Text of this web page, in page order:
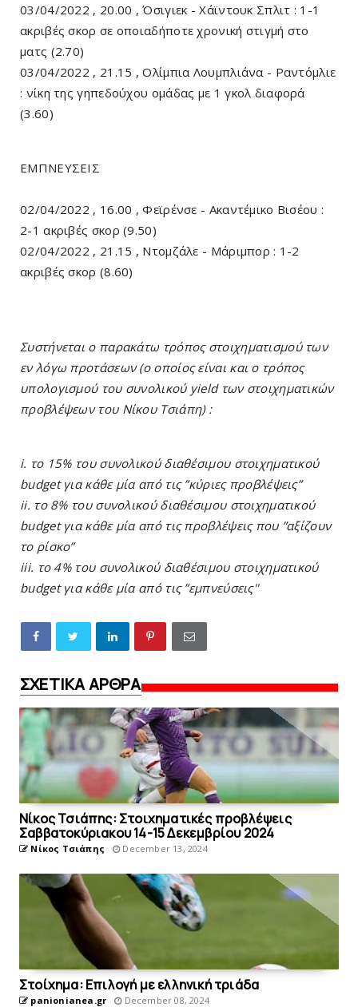
03/04/2022 , 20.00 , Όσιγιεκ - Χάϊντουκ Σπλιτ : 1-1
ακριβές σκορ σε οποιαδήποτε χρονική στιγμή στο
ματς (2.70)
03/04/2022 , 21.15 , Ολίμπια Λουμπλιάνα - Ραντόμλιε
: νίκη της γηπεδούχου ομάδας με 1 γκολ διαφορά
(3.60)
ΕΜΠΝΕΥΣΕΙΣ
02/04/2022 , 16.00 , Φεϊρένσε - Ακαντέμικο Βισέου :
2-1 ακριβές σκορ (9.50)
02/04/2022 , 21.15 , Ντομζάλε - Μάριμπορ : 1-2
ακριβές σκορ (8.60)
Συστήνεται ο παρακάτω τρόπος στοιχηματισμού των
εν λόγω προτάσεων (ο οποίος είναι και ο τρόπος
υπολογισμού του συνολικού yield των στοιχηματικών
προβλέψεων του Νίκου Τσιάπη) :
i. το 15% του συνολικού διαθέσιμου στοιχηματικού
budget για κάθε μία από τις ”κύριες προβλέψεις”
ii. το 8% του συνολικού διαθέσιμου στοιχηματικού
budget για κάθε μία από τις προβλέψεις που ”αξίζουν
το ρίσκο”
iii. το 4% του συνολικού διαθέσιμου στοιχηματικού
budget για κάθε μία από τις ”εμπνεύσεις''
ΣΧΕΤΙΚΑ ΑΡΘΡΑ
Νίκος Τσιάπης: Στοιχηματικές προβλέψεις
Σαββατοκύριακου 14-15 Δεκεμβρίου 2024
Νίκος Τσιάπης December 13, 2024
Στοίχημα: Eπιλογή με ελληνική τριάδα
panionianea.gr December 08, 2024